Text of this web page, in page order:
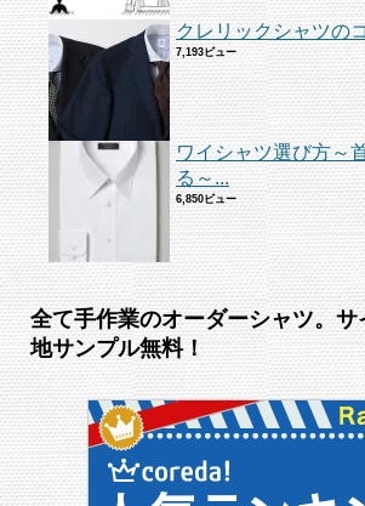
クレリックシャツの
7,193ビュー
ワイシャツ選び方～
る～...
6,850ビュー
全て手作業のオーダーシャツ。
地サンプル無料！